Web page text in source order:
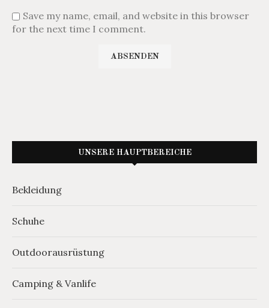
Save my name, email, and website in this browser
for the next time I comment.
UNSERE HAUPTBEREICHE
Bekleidung
Schuhe
Outdoorausrüstung
Camping & Vanlife